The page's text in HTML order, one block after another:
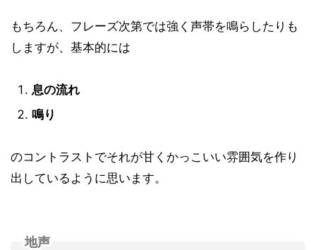
もちろん、フレーズ次第では強く声帯を鳴らしたりも
しますが、基本的には
息の流れ
鳴り
のコントラストでそれが甘くかっこいい雰囲気を作り
出しているように思います。
地声